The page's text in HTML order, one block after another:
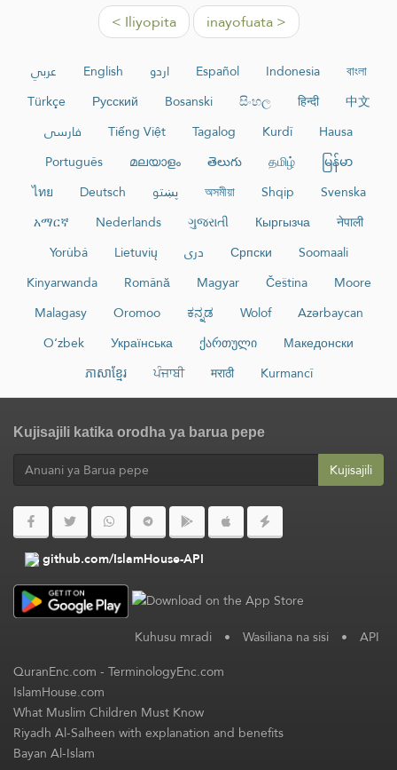
< Iliyopita inayofuata >
عربي English اردو Español Indonesia
বাংলা
Türkçe
Русский Bosanski සිංහල हिन्दी
中文
فارسی
Tiếng Việt Tagalog Kurdî
Hausa
Português
മലയാളം తెలుగు தமிழ்
မြန်မာ
ไทย
Deutsch پښتو অসমীয়া Shqip
Svenska
አማርኛ
Nederlands ગુજરાતી Кыргызча
नेपाली
Yorùbá
Lietuvių دری Српски
Soomaali
Kinyarwanda
Română Magyar Čeština
Moore
Malagasy
Oromoo ಕನ್ನಡ Wolof
Azərbaycan
O‘zbek
Українська ქართული
Македонски
ភាសាខ្មែរ
ਪੰਜਾਬੀ मराठी Kurmancî
Kujisajili katika orodha ya barua pepe
Kujisajili
github.com/IslamHouse-API
Kuhusu mradi • Wasiliana na sisi • API
QuranEnc.com-TerminologyEnc.com
IslamHouse.com
What Muslim Children Must Know
Riyadh Al-Salheen with explanation and benefits
Bayan Al-Islam